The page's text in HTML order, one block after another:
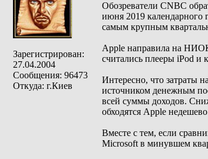
Зарегистрирован:
27.04.2004
Сообщения: 96473
Откуда: г.Киев
Обозреватели CNBC
июня 2019 календарного
самым крупным
Apple направила на
считались плееры iPod и
Интересно, что затраты
источником денежным
всей суммы доходов.
обходятся Apple
Вместе с тем, если
Microsoft в минувшем